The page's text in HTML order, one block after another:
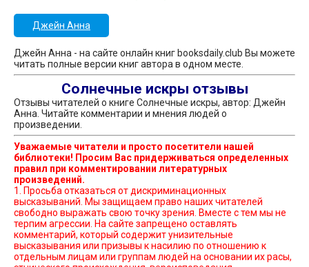
Джейн Анна
Джейн Анна - на сайте онлайн книг booksdaily.club Вы можете
читать полные версии книг автора в одном месте.
Солнечные искры отзывы
Отзывы читателей о книге Солнечные искры, автор: Джейн
Анна. Читайте комментарии и мнения людей о
произведении.
Уважаемые читатели и просто посетители нашей
библиотеки! Просим Вас придерживаться определенных
правил при комментировании литературных
произведений.
1. Просьба отказаться от дискриминационных
высказываний. Мы защищаем право наших читателей
свободно выражать свою точку зрения. Вместе с тем мы не
терпим агрессии. На сайте запрещено оставлять
комментарий, который содержит унизительные
высказывания или призывы к насилию по отношению к
отдельным лицам или группам людей на основании их расы,